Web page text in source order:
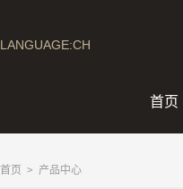
LANGUAGE:CH
首页
首页 > 产品中心